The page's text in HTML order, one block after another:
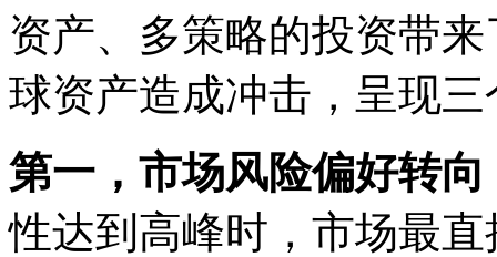
资产、多策略的投资带
球资产造成冲击，呈现
第一，市场风险偏好转
性达到高峰时，市场最